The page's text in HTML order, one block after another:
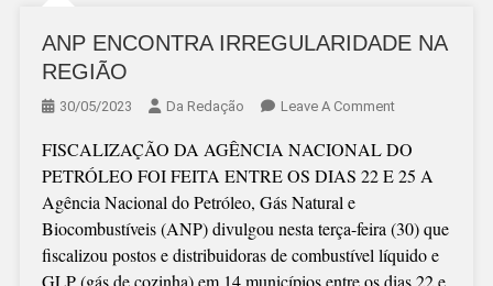
ANP ENCONTRA IRREGULARIDADE NA
REGIÃO
30/05/2023 Da Redação Leave A CommentOn
ENCONTRA
REGIÃO
FISCALIZAÇÃO DA AGÊNCIA NACIONAL DO
PETRÓLEO FOI FEITA ENTRE OS DIAS 22 E 25 A
Agência Nacional do Petróleo, Gás Natural e
Biocombustíveis (ANP) divulgou nesta terça-feira (30) que
fiscalizou postos e distribuidoras de combustível líquido e